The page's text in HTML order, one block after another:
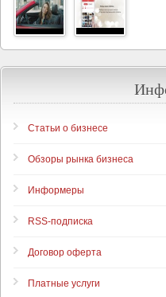
Статьи о бизнесе
Обзоры рынка бизнеса
Информеры
RSS-подписка
Договор оферта
Платные услуги